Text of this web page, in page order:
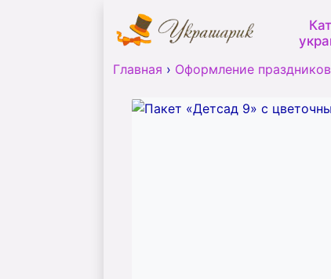
Главная › Оформление